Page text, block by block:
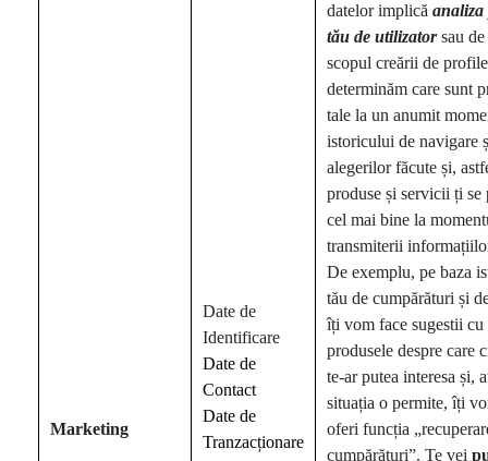
Marketing
Date de
Identificare
Date de
Contact
Date de
Tranzacționare
datelor implică analiza
tău de utilizatorsau
scopul creării de
determinăm care sunt
tale la un anumit
istoricului de navigare
alegerilor făcute și,
produse și servicii ți se
cel mai bine la
transmiterii
De exemplu, pe baza
tău de cumpărături și
îți vom face sugestii
produsele despre care
te-ar putea interesa și,
situația o permite, îți
oferi funcția
cumpărături”. Te vei